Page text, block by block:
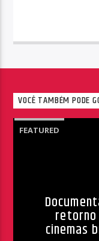
VOCÊ TAMBÉM PODE
FEATURED
cinemas